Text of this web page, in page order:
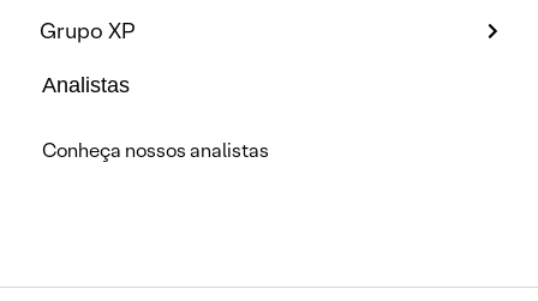
Grupo XP
Analistas
Conheça nossos analistas